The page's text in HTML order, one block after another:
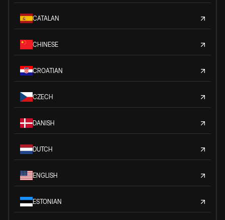
CATALAN
CHINESE
CROATIAN
CZECH
DANISH
DUTCH
ENGLISH
ESTONIAN